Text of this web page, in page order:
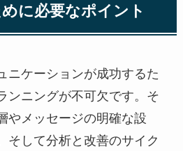
に必要なポイント
ニケーションが成功するた
ンニングが不可欠です。そ
やメッセージの明確な設
そして分析と改善のサイク